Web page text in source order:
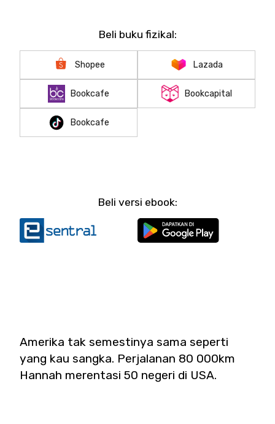
Beli buku fizikal:
Shopee Lazada
Bookcafe Bookcapital
Bookcafe
Beli versi ebook:
Amerika tak semestinya sama seperti
yang kau sangka. Perjalanan 80 000km
Hannah merentasi 50 negeri di USA.